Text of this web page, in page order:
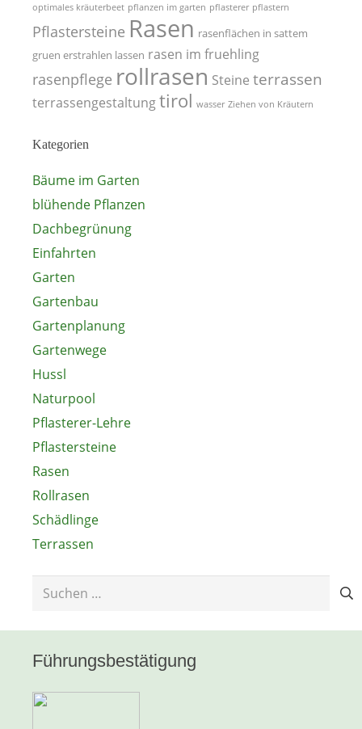
optimales kräuterbeet pflanzen im garten pflasterer pflastern
Pflastersteine Rasen rasenflächen in sattem
gruen erstrahlen lassen rasen im fruehling
rasenpflege rollrasen Steine terrassen
terrassengestaltungtirol wasser Ziehen von Kräutern
Kategorien
Bäume im Garten
blühende Pflanzen
Dachbegrünung
Einfahrten
Garten
Gartenbau
Gartenplanung
Gartenwege
Hussl
Naturpool
Pflasterer-Lehre
Pflastersteine
Rasen
Rollrasen
Schädlinge
Terrassen
Suchen
Führungsbestätigung